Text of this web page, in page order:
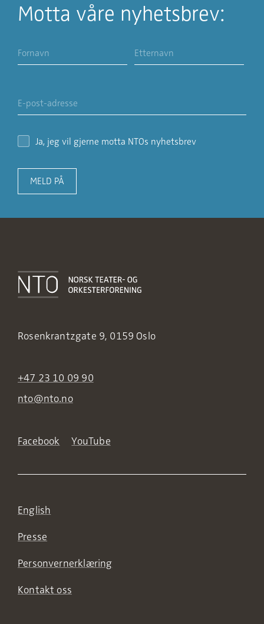
Rosenkrantzgate 9, 0159 Oslo
+47 23 10 09 90
nto@nto.no
Facebook YouTube
English
Presse
Personvernerklæring
Kontakt oss
Motta våre nyhetsbrev:
Ja, jeg vil gjerne motta NTOs nyhetsbrev
MELD PÅ